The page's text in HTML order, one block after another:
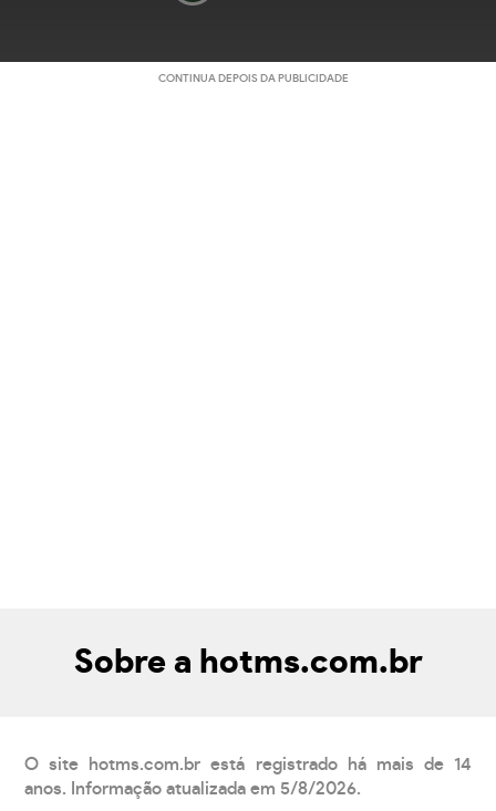
CONTINUA DEPOIS DA PUBLICIDADE
Sobre a hotms.com.br
O site hotms.com.br está registrado há mais de 14
anos. Informação atualizada em 5/8/2026.